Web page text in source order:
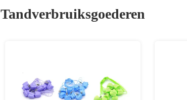
Tandverbruiksgoederen